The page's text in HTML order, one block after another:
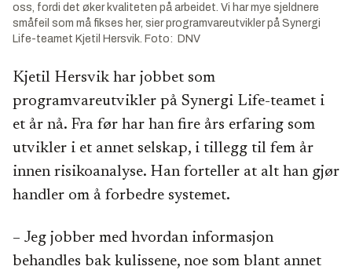
oss, fordi det øker kvaliteten på arbeidet. Vi har mye sjeldnere
småfeil som må fikses her, sier programvareutvikler på Synergi
Life-teamet Kjetil Hersvik. Foto: DNV
Kjetil Hersvik har jobbet som
programvareutvikler på Synergi Life-teamet i
et år nå. Fra før har han fire års erfaring som
utvikler i et annet selskap, i tillegg til fem år
innen risikoanalyse. Han forteller at alt han gjør
handler om å forbedre systemet.
– Jeg jobber med hvordan informasjon
behandles bak kulissene, noe som blant annet